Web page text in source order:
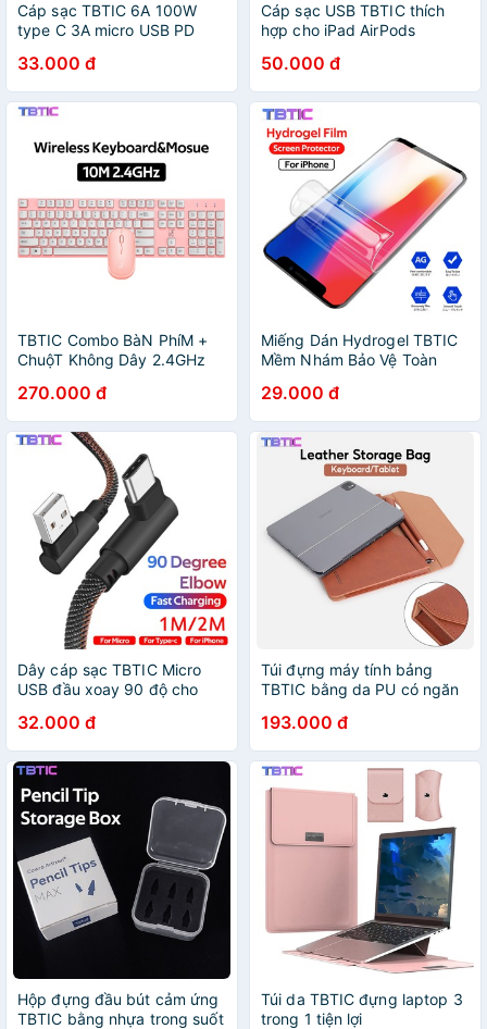
Cáp sạc TBTIC 6A 100W
type C 3A micro USB PD
Samsung Huawei Xiaomi
Redmi Oneplus OPPO VIVO
Realme
33.000 đ
Cáp sạc USB TBTIC thích
hợp cho iPad AirPods
Max 8 7 6 6S Plus X XR SE
5S 5C Air Mini 12.9 11
50.000 đ
TBTIC Combo BàN PhíM +
ChuộT Không Dây 2.4GHz
270.000 đ
Miếng Dán Hydrogel TBTIC
Mềm Nhám Bảo Vệ Toàn
13Promax 11 Pro 6 7 8 Plus
Max Xs Max
29.000 đ
Dây cáp sạc TBTIC Micro
USB đầu xoay 90 độ cho
32.000 đ
Túi đựng máy tính bảng
TBTIC bằng da PU có ngăn
Air 5 4 10.9 Pro 11 12.9 inch
2022
193.000 đ
Hộp đựng đầu bút cảm ứng
TBTIC bằng nhựa trong suốt
Túi da TBTIC đựng laptop 3
trong 1 tiện lợi